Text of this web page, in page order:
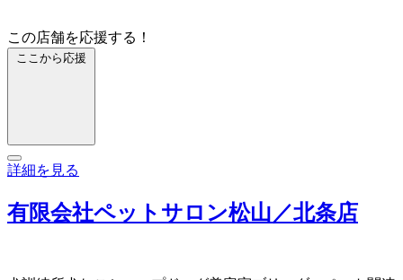
この店舗を応援する！
ここから応援
詳細を見る
有限会社ペットサロン松山／北条店